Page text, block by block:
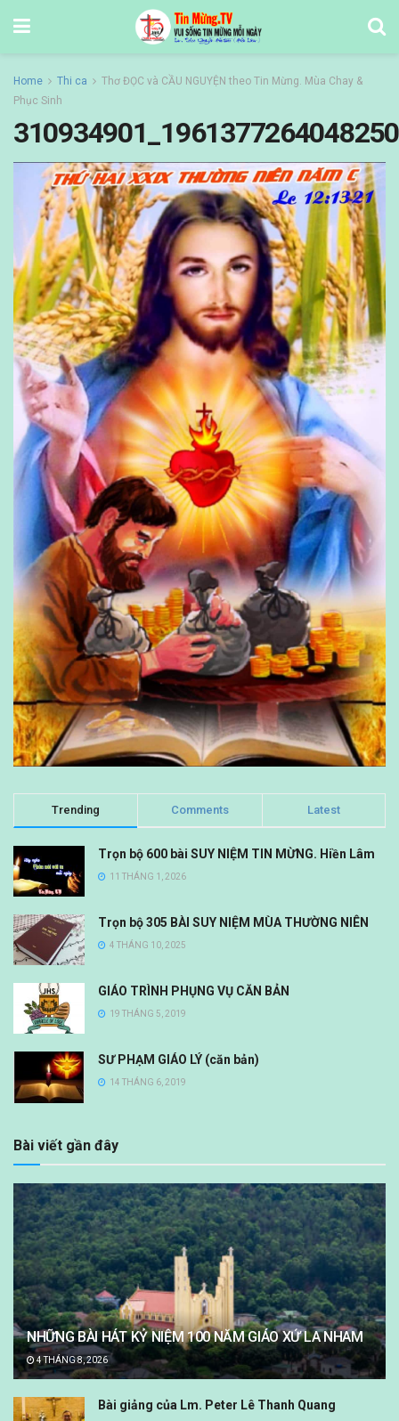
Home Thi ca
Thơ ĐỌC và CẦU NGUYỆN theo Tin Mừng. Mùa Chay &
Phục Sinh
Trending Comments Latest
Trọn bộ 600 bài SUY NIỆM TIN MỪNG. Hiền Lâm
11 THÁNG 1, 2026
Trọn bộ 305 BÀI SUY NIỆM MÙA THƯỜNG NIÊN
4 THÁNG 10, 2025
GIÁO TRÌNH PHỤNG VỤ CĂN BẢN
19 THÁNG 5, 2019
SƯ PHẠM GIÁO LÝ (căn bản)
14 THÁNG 6, 2019
Bài viết gần đây
NHỮNG BÀI HÁT KỶ NIỆM 100 NĂM GIÁO XỨ LA NHAM
4 THÁNG 8, 2026
Bài giảng của Lm. Peter Lê Thanh Quang